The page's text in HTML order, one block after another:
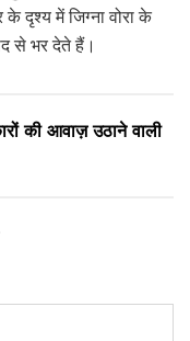
दृश्य में जिग्ना वोरा के
से भर देते हैं।
की आवाज़ उठाने वाली